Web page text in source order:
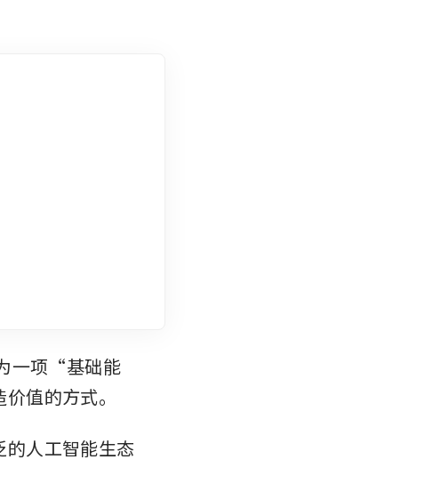
一项“基础能
值的方式。
人工智能生态